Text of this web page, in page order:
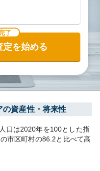
了
定を始める
の資産性・将来性
口は2020年を100とした指
市区町村の86.2と比べて高